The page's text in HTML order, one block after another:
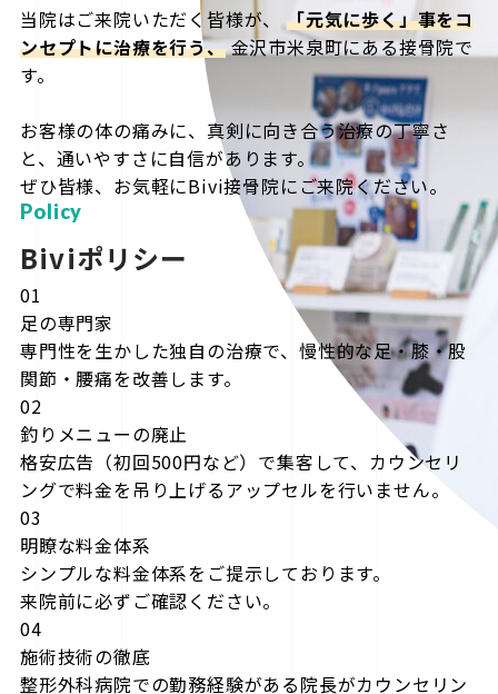
当院はご来院いただく皆様が、
「元気に歩く」事をコ
ンセプトに治療を行う、金沢市米泉町にある接骨院で
す。
お客様の体の痛みに、真剣に向き合う治療の丁寧さ
と、通いやすさに自信があります。
ぜひ皆様、お気軽にBivi接骨院にご来院ください。
Policy
Biviポリシー
01
足の専門家
専門性を生かした独自の治療で、慢性的な足・膝・股
関節・腰痛を改善します。
02
釣りメニューの廃止
格安広告（初回500円など）で集客して、カウンセリ
ングで料金を吊り上げるアップセルを行いません。
03
明瞭な料金体系
シンプルな料金体系をご提示しております。
来院前に必ずご確認ください。
04
施術技術の徹底
整形外科病院での勤務経験がある院長がカウンセリン